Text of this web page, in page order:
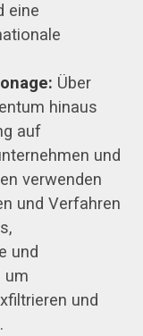
eine
Über
hinaus
auf
und
verwenden
und Verfahren
und
um
und